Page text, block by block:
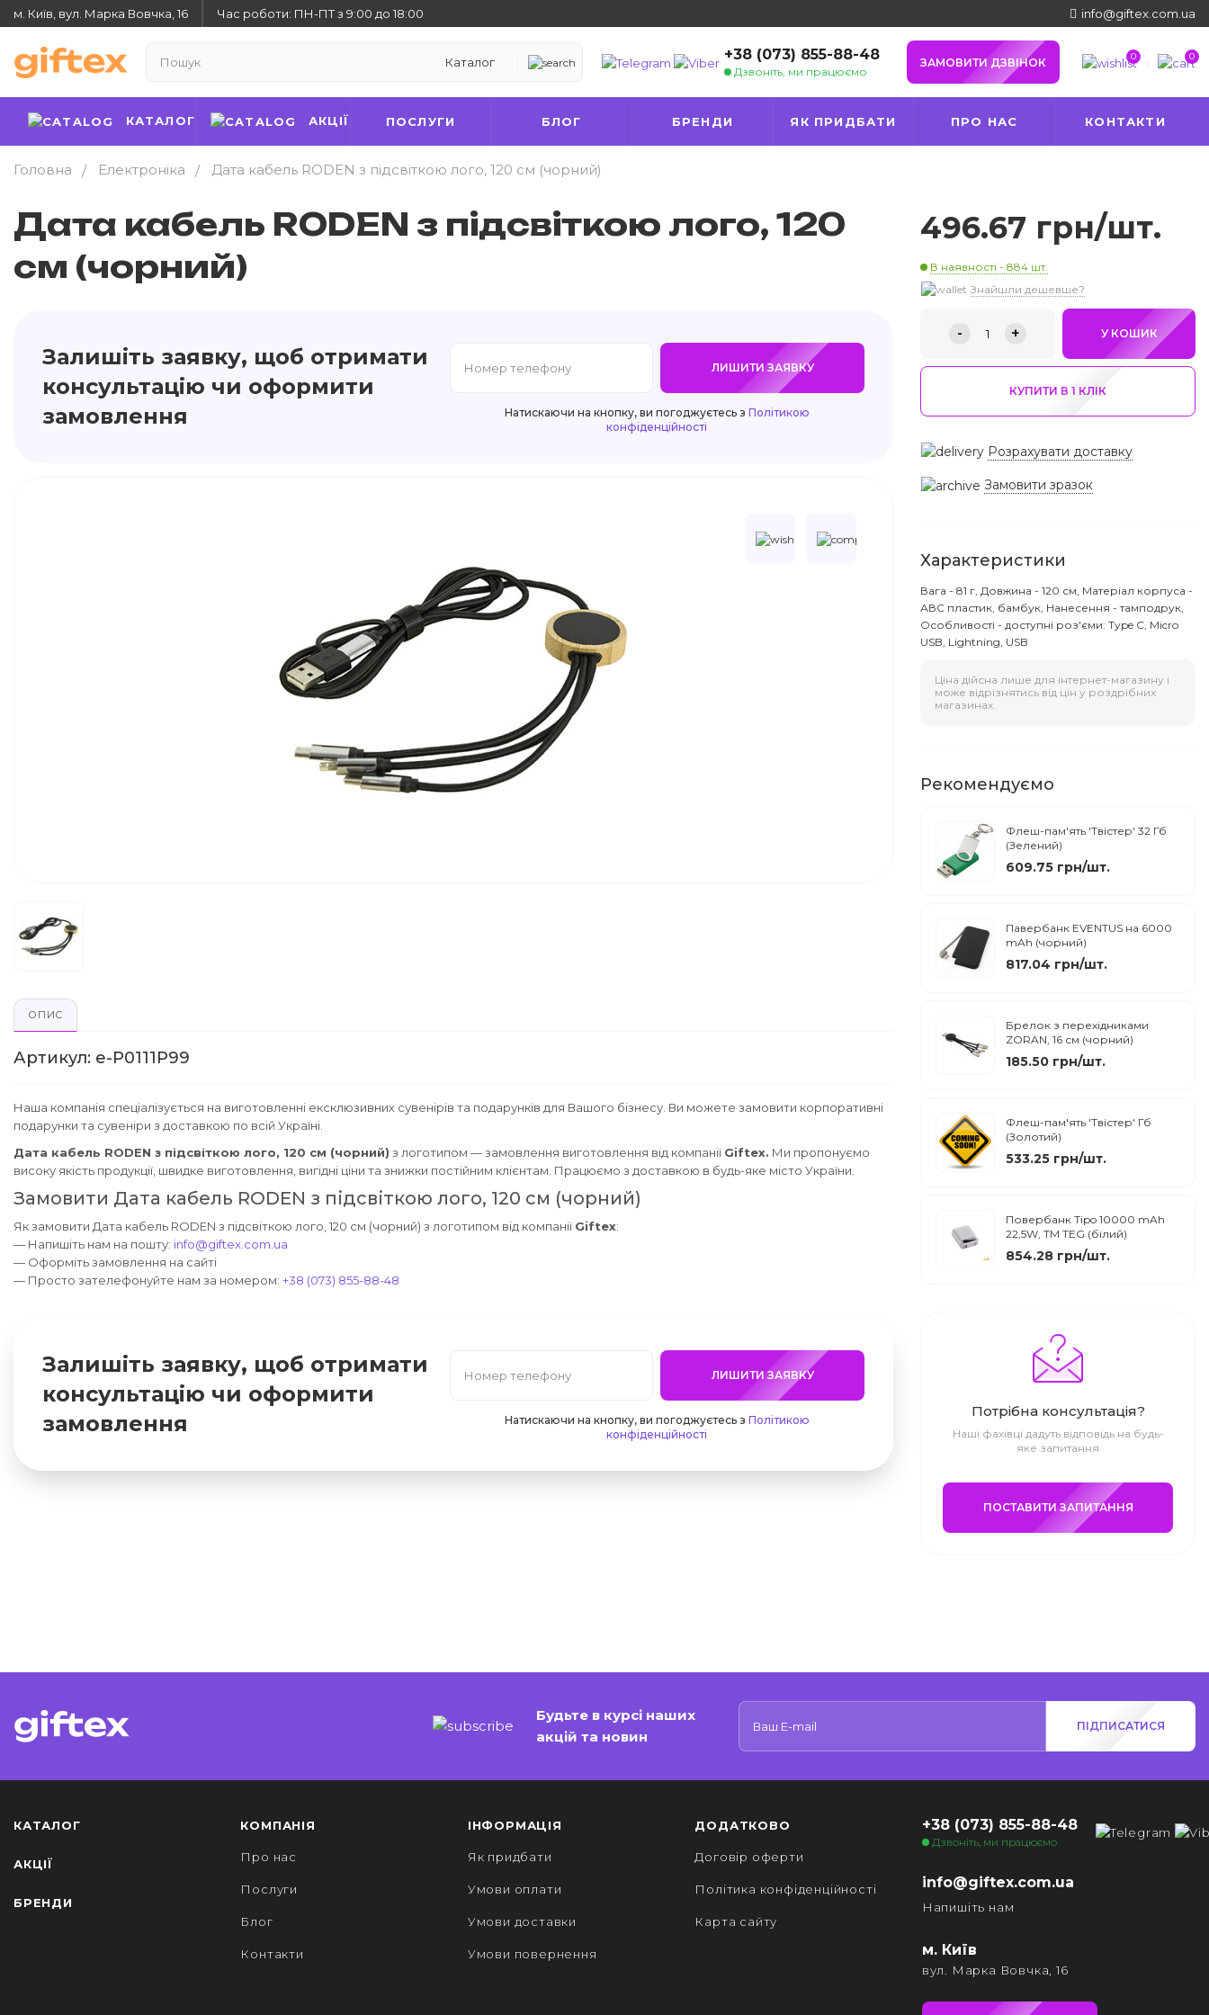
м. Київ, вул. Марка Вовчка, 16 Час роботи: ПН-ПТ з 9:00 до 18:00 info@giftex.com.ua
Каталог +38 (073) 855-88-48
Дзвоніть, ми працюємо
ЗАМОВИТИ ДЗВІНОК 0 0
КАТАЛОГ АКЦІЇ ПОСЛУГИ БЛОГ БРЕНДИ ЯК ПРИДБАТИ ПРО НАС КОНТАКТИ
Головна Електроніка Дата кабель RODEN з підсвіткою лого, 120 см (чорний)
Дата кабель RODEN з підсвіткою лого, 120
см (чорний)
Залишіть заявку, щоб отримати
консультацію чи оформити
замовлення
ЛИШИТИ ЗАЯВКУ
Натискаючи на кнопку, ви погоджуєтесь з Політикою
конфіденційності
ОПИС
Артикул: e-P0111P99
Наша компанія спеціалізується на виготовленні ексклюзивних сувенірів та подарунків для Вашого бізнесу. Ви можете замовити корпоративні
подарунки та сувеніри з доставкою по всій Україні.
Дата кабель RODEN з підсвіткою лого, 120 см (чорний) з логотипом — замовлення виготовлення від компанії Giftex. Ми пропонуємо
високу якість продукції, швидке виготовлення, вигідні ціни та знижки постійним клієнтам. Працюємо з доставкою в будь-яке місто України.
Замовити Дата кабель RODEN з підсвіткою лого, 120 см (чорний)
Як замовити Дата кабель RODEN з підсвіткою лого, 120 см (чорний) з логотипом від компанії Giftex:
— Напишіть нам на пошту: info@giftex.com.ua
— Оформіть замовлення на сайті
— Просто зателефонуйте нам за номером: +38 (073) 855-88-48
Залишіть заявку, щоб отримати
консультацію чи оформити
замовлення
ЛИШИТИ ЗАЯВКУ
Натискаючи на кнопку, ви погоджуєтесь з Політикою
конфіденційності
496.67 грн/шт.
В наявності - 884 шт.
Знайшли дешевше?
- 1 + У КОШИК
КУПИТИ В 1 КЛIК
Розрахувати доставку
Замовити зразок
Характеристики
Вага - 81 г, Довжина - 120 см, Матеріал корпуса -
АВС пластик, бамбук, Нанесення - тамподрук,
Особливості - доступні роз'єми: Type C, Micro
USB, Lightning, USB
Ціна дійсна лише для інтернет-магазину і
може відрізнятись від цін у роздрібних
магазинах.
Рекомендуємо
Флеш-пам'ять 'Твістер' 32 Гб
(Зелений)
609.75 грн/шт.
Павербанк EVENTUS на 6000
mAh (чорний)
817.04 грн/шт.
Брелок з перехідниками
ZORAN, 16 см (чорний)
185.50 грн/шт.
Флеш-пам'ять 'Твістер' Гб
(Золотий)
533.25 грн/шт.
Повербанк Tipo 10000 mAh
22,5W, ТМ TEG (білий)
854.28 грн/шт.
Потрібна консультація?
Наші фахівці дадуть відповідь на будь-
яке запитання
ПОСТАВИТИ ЗАПИТАННЯ
Будьте в курсі наших
акцій та новин
ПІДПИСАТИСЯ
КАТАЛОГ
АКЦІЇ
БРЕНДИ
КОМПАНІЯ
Про нас
Послуги
Блог
Контакти
ІНФОРМАЦІЯ
Як придбати
Умови оплати
Умови доставки
Умови повернення
ДОДАТКОВО
Договір оферти
Політика конфіденційності
Карта сайту
+38 (073) 855-88-48
Дзвоніть, ми працюємо
info@giftex.com.ua
Напишіть нам
м. Київ
вул. Марка Вовчка, 16